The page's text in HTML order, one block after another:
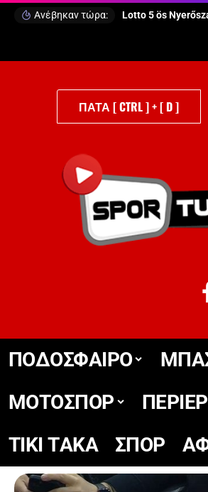
Ανέβηκαν τώρα: Lotto 5 ös
ΠΑΤΑ [ CTRL ] + [ D ]
ΠΟΔΟΣΦΑΙΡΟ
ΜΟΤΟΣΠΟΡ
TIKΙ TΑΚΑ
ΣΠΟΡ